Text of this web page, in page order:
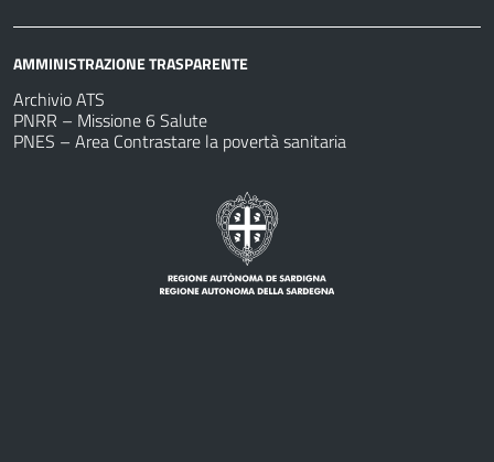
AMMINISTRAZIONE TRASPARENTE
Archivio ATS
PNRR – Missione 6 Salute
PNES – Area Contrastare la povertà sanitaria